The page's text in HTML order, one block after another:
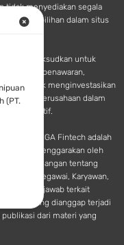
tidak menyediakan segala
pilihan-pilihan dalam situs
dimaksudkan untuk
sebuah penawaran,
untuk menginvestasikan
lainya. Perusahaan dalam
administratif.
SINGA Fintech adalah
yang diselenggarakan oleh
Undangan tentang
Pegawai, Karyawan,
tanggung jawab terkait
atau yang dianggap terjadi
dari materi yang
(PT.